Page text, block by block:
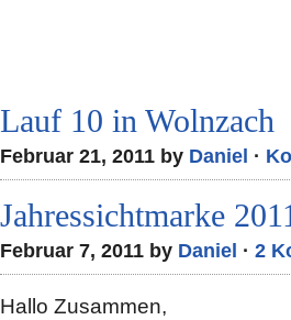
Lauf 10 in Wolnzach
Februar 21, 2011 by Daniel ·
Jahressichtmarke
Februar 7, 2011 by Daniel · 2
Hallo Zusammen,